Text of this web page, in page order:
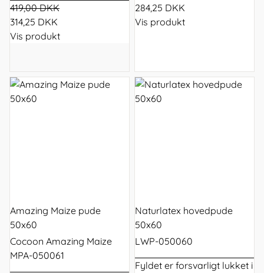
419,00 DKK
314,25 DKK
Vis produkt
284,25 DKK
Vis produkt
Amazing Maize pude
50x60
Cocoon Amazing Maize
MPA-050061
Naturlatex hovedpude
50x60
LWP-050060
Fyldet er forsvarligt lukket i